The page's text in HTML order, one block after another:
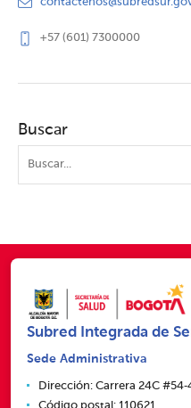
+57 (601) 7300000
Buscar
Subred Integrada de
Sede Administrativa
Dirección: Carrera 24C
Código postal: 110621